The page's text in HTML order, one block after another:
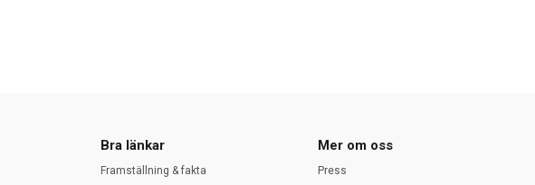
Bra länkar
Framställning & fakta
Mer om oss
Press